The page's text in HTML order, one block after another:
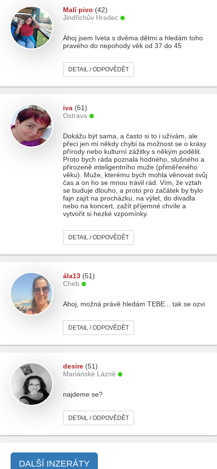
Malí pivo (42)
Jindřichův Hradec
Ahoj jsem Iveta s dvěma dětmi a hledám toho
pravého do nepohody věk od 37 do 45
DETAIL / ODPOVĚDĚT
iva (61)
Ostrava
Dokážu být sama, a často si to i užívám, ale
přeci jen mi někdy chybí ta možnost se o krásy
přírody nebo kulturní zážitky s někým podělit.
Proto bych ráda poznala hodného, slušného a
přirozeně inteligentního muže (přiměřeného
věku). Muže, kterému bych mohla věnovat svůj
čas a on ho se mnou trávil rád. Vím, že vztah
se buduje dlouho, a proto pro začátek by bylo
fajn zajít na procházku, na výlet, do divadla
nebo na koncert, zažít příjemné chvíle a
vytvořit si hezké vzpomínky.
DETAIL / ODPOVĚDĚT
ála13 (51)
Cheb
Ahoj, možná právě hledám TEBE... tak se ozvi
DETAIL / ODPOVĚDĚT
desire (51)
Mariánské Lázně
najdeme se?
DETAIL / ODPOVĚDĚT
DALŠÍ INZERÁTY